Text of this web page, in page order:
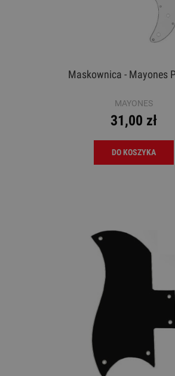
Maskownica - Mayones
MAYONES
31,00 zł
DO KOSZYKA